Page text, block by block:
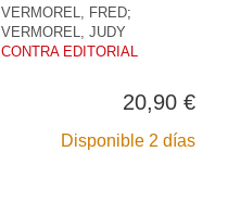
VERMOREL, FRED;
VERMOREL, JUDY
CONTRA EDITORIAL
20,90 €
Disponible 2 días